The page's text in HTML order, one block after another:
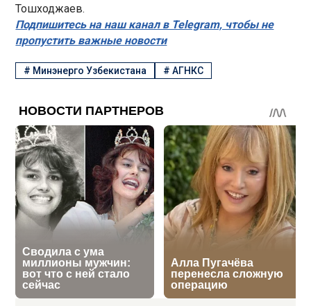
Тошходжаев.
Подпишитесь на наш канал в Telegram, чтобы не
пропустить важные новости
# Минэнерго Узбекистана #АГНКС